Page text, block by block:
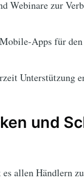
Webinare zur
Apps für
Unterstützung
und
allen Händlern